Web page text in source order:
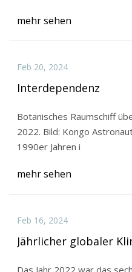
mehr sehen
Feb 20, 2024
Interdependenz
Botanisches Raumschiff
2022. Bild: Kongo Astronauts. Wir befinden uns in
1990er Jahren i
mehr sehen
Feb 16, 2024
Jährlicher globaler
Das Jahr 2022 war das